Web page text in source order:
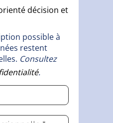
décision et
possible à
restent
Consultez
.